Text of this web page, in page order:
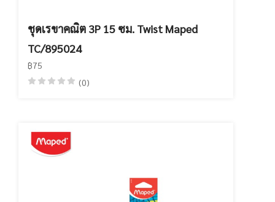
ชุดเรขาคณิต 3P 15 ซม. Twist Maped
TC/895024
฿75
(0)